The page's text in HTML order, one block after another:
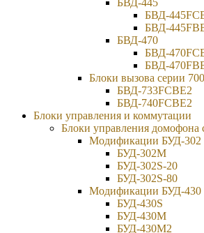
БВД-
БВД-
БВД-470
БВД-
БВД-
Блоки вызова серии 700
БВД-733FCBE2
БВД-740FCBE2
Блоки управления и коммутации
Блоки управления домофона
Модификации БУД-302
БУД-302М
БУД-302S-20
БУД-302S-80
Модификации БУД-430
БУД-430S
БУД-430M
БУД-430M2